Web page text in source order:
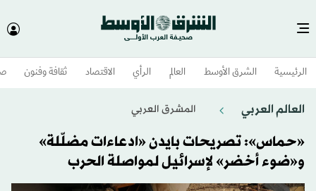
الرئيسية الشرق الأوسط​ العالم الرأي الاقتصاد ثقافة وفنون
العالم العربي المشرق العربي
«حماس»: تصريحات بايدن «ادعاءات مضلّلة»
و«ضوء أخضر» لإسرائيل لمواصلة الحرب